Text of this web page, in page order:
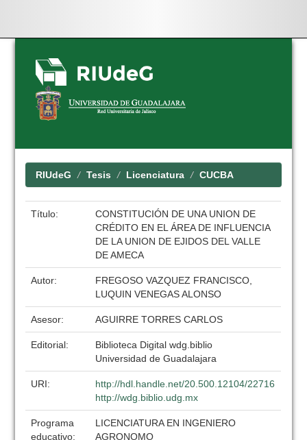
Skip
navigation
RIUdeG Tesis Licenciatura CUCBA
Título:
CONSTITUCIÓN DE UNA UNION DE
CRÉDITO EN EL ÁREA DE INFLUENCIA
DE LA UNION DE EJIDOS DEL VALLE
DE AMECA
Autor:
FREGOSO VAZQUEZ FRANCISCO,
LUQUIN VENEGAS ALONSO
Asesor: AGUIRRE TORRES CARLOS
Editorial:
Biblioteca Digital wdg.biblio
Universidad de Guadalajara
URI:
http://hdl.handle.net/20.500.12104/22716
http://wdg.biblio.udg.mx
Programa
educativo:
LICENCIATURA EN INGENIERO
AGRONOMO